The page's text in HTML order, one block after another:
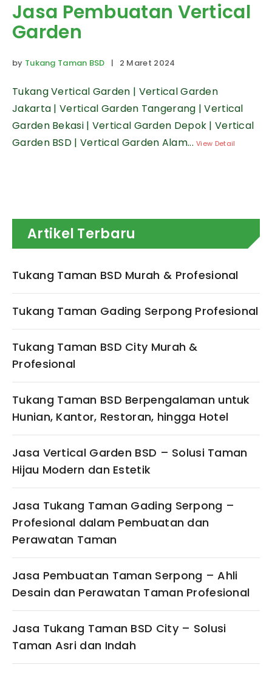
Jasa Pembuatan Vertical
Garden
by Tukang Taman BSD | 2 Maret 2024
Tukang Vertical Garden | Vertical Garden
Jakarta | Vertical Garden Tangerang | Vertical
Garden Bekasi | Vertical Garden Depok | Vertical
Garden BSD | Vertical Garden Alam...View Detail
Artikel Terbaru
Tukang Taman BSD Murah & Profesional
Tukang Taman Gading Serpong Profesional
Tukang Taman BSD City Murah &
Profesional
Tukang Taman BSD Berpengalaman untuk
Hunian, Kantor, Restoran, hingga Hotel
Jasa Vertical Garden BSD – Solusi Taman
Hijau Modern dan Estetik
Jasa Tukang Taman Gading Serpong –
Profesional dalam Pembuatan dan
Perawatan Taman
Jasa Pembuatan Taman Serpong – Ahli
Desain dan Perawatan Taman Profesional
Jasa Tukang Taman BSD City – Solusi
Taman Asri dan Indah